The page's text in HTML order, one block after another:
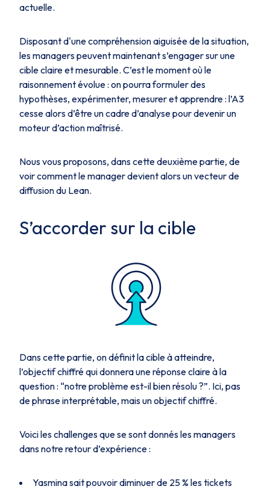
actuelle.
Disposant d'une compréhension aiguisée de la situation,
les managers peuvent maintenant s’engager sur une
cible claire et mesurable. C’est le moment où le
raisonnement évolue : on pourra formuler des
hypothèses, expérimenter, mesurer et apprendre : l’A3
cesse alors d’être un cadre d’analyse pour devenir un
moteur d’action maîtrisé.
Nous vous proposons, dans cette deuxième partie, de
voir comment le manager devient alors un vecteur de
diffusion du Lean.
S’accorder sur la cible
Dans cette partie, on définit la cible à atteindre,
l’objectif chiffré qui donnera une réponse claire à la
question : “notre problème est-il bien résolu ?”. Ici, pas
de phrase interprétable, mais un objectif chiffré.
Voici les challenges que se sont donnés les managers
dans notre retour d’expérience :
Yasmina sait pouvoir diminuer de 25 % les tickets